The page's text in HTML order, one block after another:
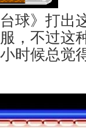
球》打出
，不过这
时候总觉